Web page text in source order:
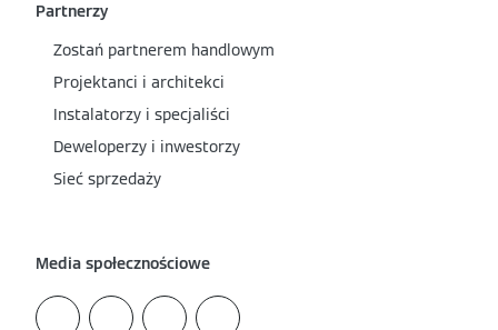
Partnerzy
Zostań partnerem handlowym
Projektanci i architekci
Instalatorzy i specjaliści
Deweloperzy i inwestorzy
Sieć sprzedaży
Media społecznościowe